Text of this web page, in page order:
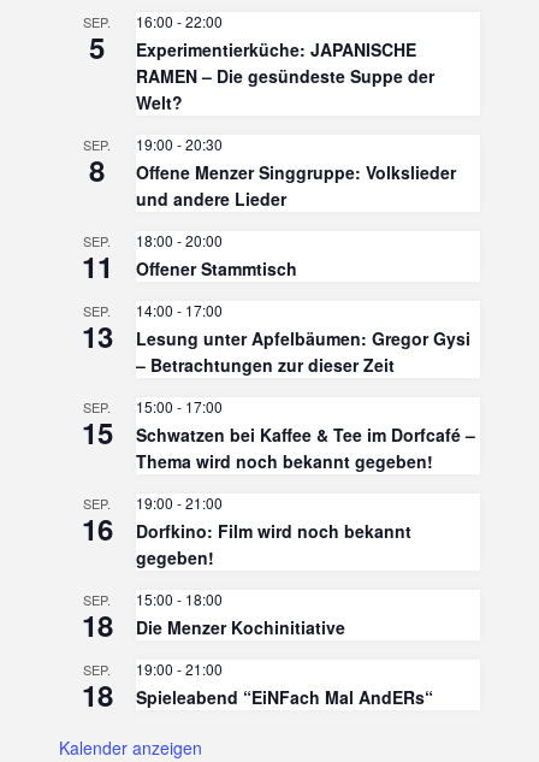
SEP.
5
16:00 -22:00
Experimentierküche: JAPANISCHE
RAMEN – Die gesündeste Suppe der
Welt?
SEP.
8
19:00 -20:30
Offene Menzer Singgruppe: Volkslieder
und andere Lieder
SEP.
11
18:00 -20:00
Offener Stammtisch
SEP.
13
14:00 - 17:00
Lesung unter Apfelbäumen: Gregor Gysi
– Betrachtungen zur dieser Zeit
SEP.
15
15:00 - 17:00
Schwatzen bei Kaffee & Tee im Dorfcafé –
Thema wird noch bekannt gegeben!
SEP.
16
19:00 -21:00
Dorfkino: Film wird noch bekannt
gegeben!
SEP.
18
15:00 - 18:00
Die Menzer Kochinitiative
SEP.
18
19:00 -21:00
Spieleabend “EiNFach Mal AndERs“
Kalender anzeigen